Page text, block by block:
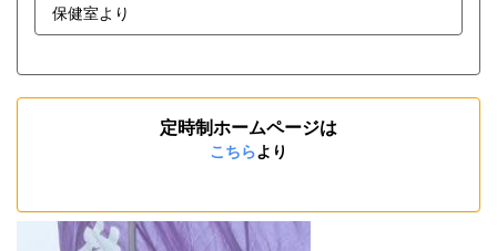
保健室より
定時制ホームページは
こちらより